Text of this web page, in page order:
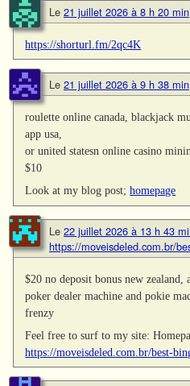
Le 21 juillet 2026 à 8 h 20 min
https://shorturl.fm/2qc4K
Le 21 juillet 2026 à 9 h 38 min
roulette online canada, blackjack
app usa,
or united statesn online casino
$10
Look at my blog post;homepage
Le 22 juillet 2026 à 13 h 43
https://moveisdeled.com.br/
$20 no deposit bonus new zealand,
poker dealer machine and pokie
frenzy
Feel free to surf to my site:
https://moveisdeled.com.br/best-